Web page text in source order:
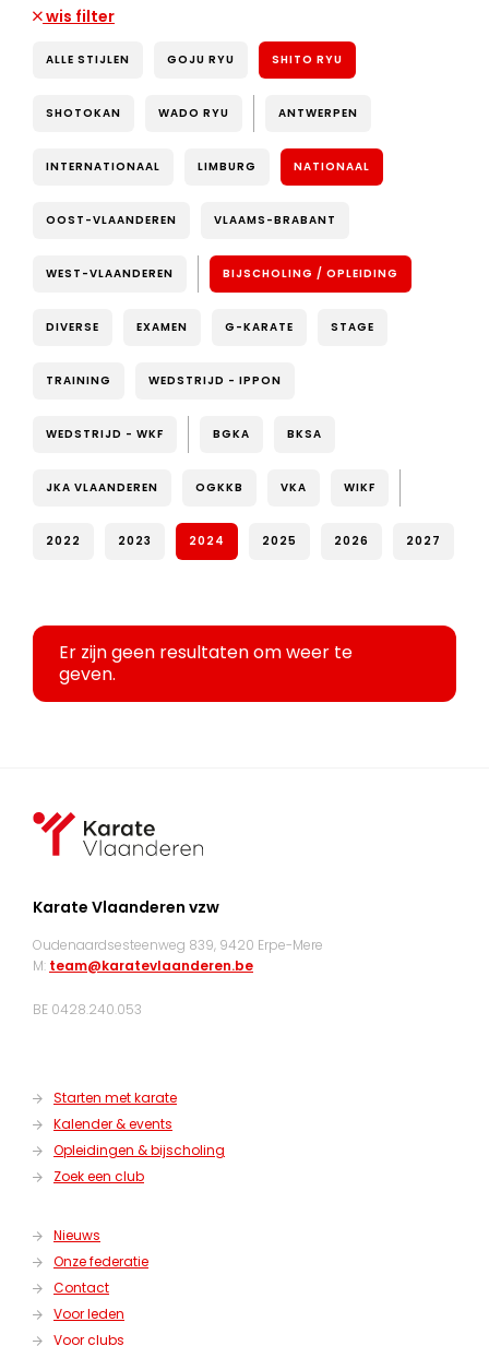
wis filter
ALLE STIJLEN GOJU RYU SHITO RYU
SHOTOKAN WADO RYU ANTWERPEN
INTERNATIONAAL LIMBURG NATIONAAL
OOST-VLAANDEREN VLAAMS-BRABANT
WEST-VLAANDEREN BIJSCHOLING / OPLEIDING
DIVERSE EXAMEN G-KARATE STAGE
TRAINING WEDSTRIJD - IPPON
WEDSTRIJD - WKF BGKA BKSA
JKA VLAANDEREN OGKKB VKA WIKF
2022 2023 2024 2025 2026 2027
Er zijn geen resultaten om weer te
geven.
Karate Vlaanderen vzw
Oudenaardsesteenweg 839, 9420 Erpe-Mere
M: team@karatevlaanderen.be
BE 0428.240.053
Starten met karate
Kalender & events
Opleidingen & bijscholing
Zoek een club
Nieuws
Onze federatie
Contact
Voor leden
Voor clubs